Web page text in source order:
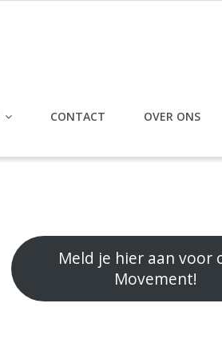
CONTACT OVER ONS
Meld je hier aan voor
Movement!